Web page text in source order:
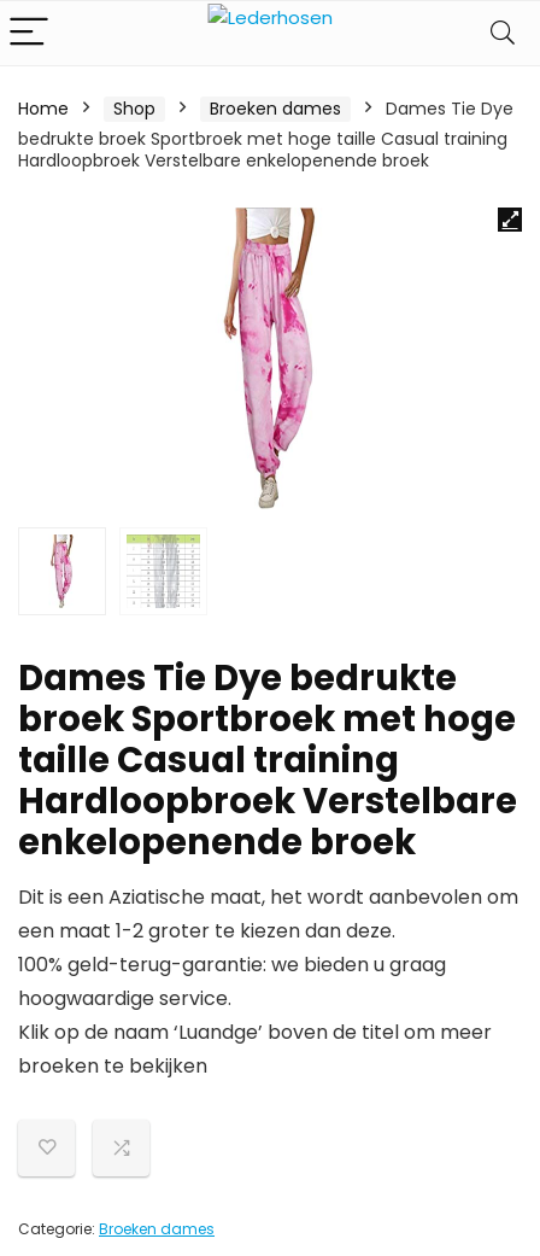
Home Shop Broeken dames
Dames Tie Dye
bedrukte broek Sportbroek met hoge taille Casual training
Hardloopbroek Verstelbare enkelopenende broek
Dames Tie Dye bedrukte
broek Sportbroek met hoge
taille Casual training
Hardloopbroek Verstelbare
enkelopenende broek
Dit is een Aziatische maat, het wordt aanbevolen om
een maat 1-2 groter te kiezen dan deze.
100% geld-terug-garantie: we bieden u graag
hoogwaardige service.
Klik op de naam ‘Luandge’ boven de titel om meer
broeken te bekijken
Categorie: Broeken dames